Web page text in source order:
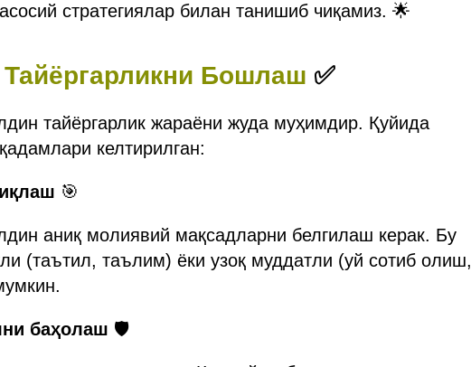
стратегиялар билан танишиб чиқамиз. 🌟
Тайёргарликни Бошлаш ✅
тайёргарлик жараёни жуда муҳимдир. Қуйида
келтирилган:
🎯
аниқ молиявий мақсадларни белгилаш керак. Бу
(таътил, таълим) ёки узоқ муддатли (уй сотиб олиш,
баҳолаш 🛡️